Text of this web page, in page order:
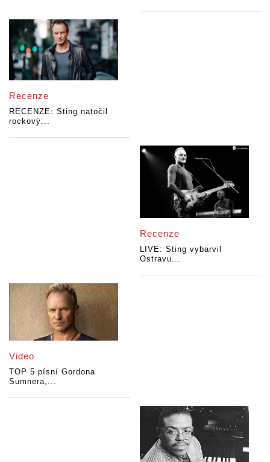
Recenze
RECENZE: Sting natočil
rockový...
Recenze
LIVE: Sting vybarvil
Ostravu...
Video
TOP 5 písní Gordona
Sumnera,...